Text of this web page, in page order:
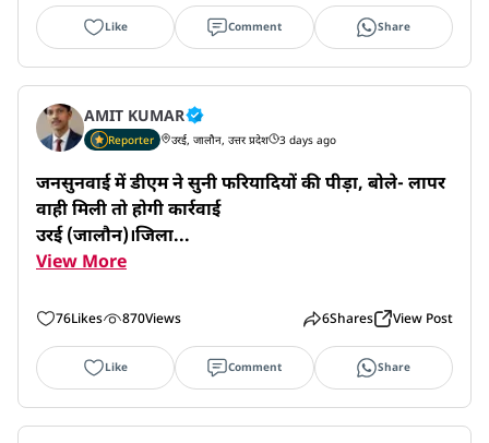
Like Comment Share
AMIT KUMAR
Reporter उरई, जालौन, उत्तर प्रदेश 3 days ago
जनसुनवाई में डीएम ने सुनी फरियादियों की पीड़ा, बोले- लापर
वाही मिली तो होगी कार्रवाई
उरई (जालौन)।जिला...
View More
76Likes 870Views 6Shares View Post
Like Comment Share